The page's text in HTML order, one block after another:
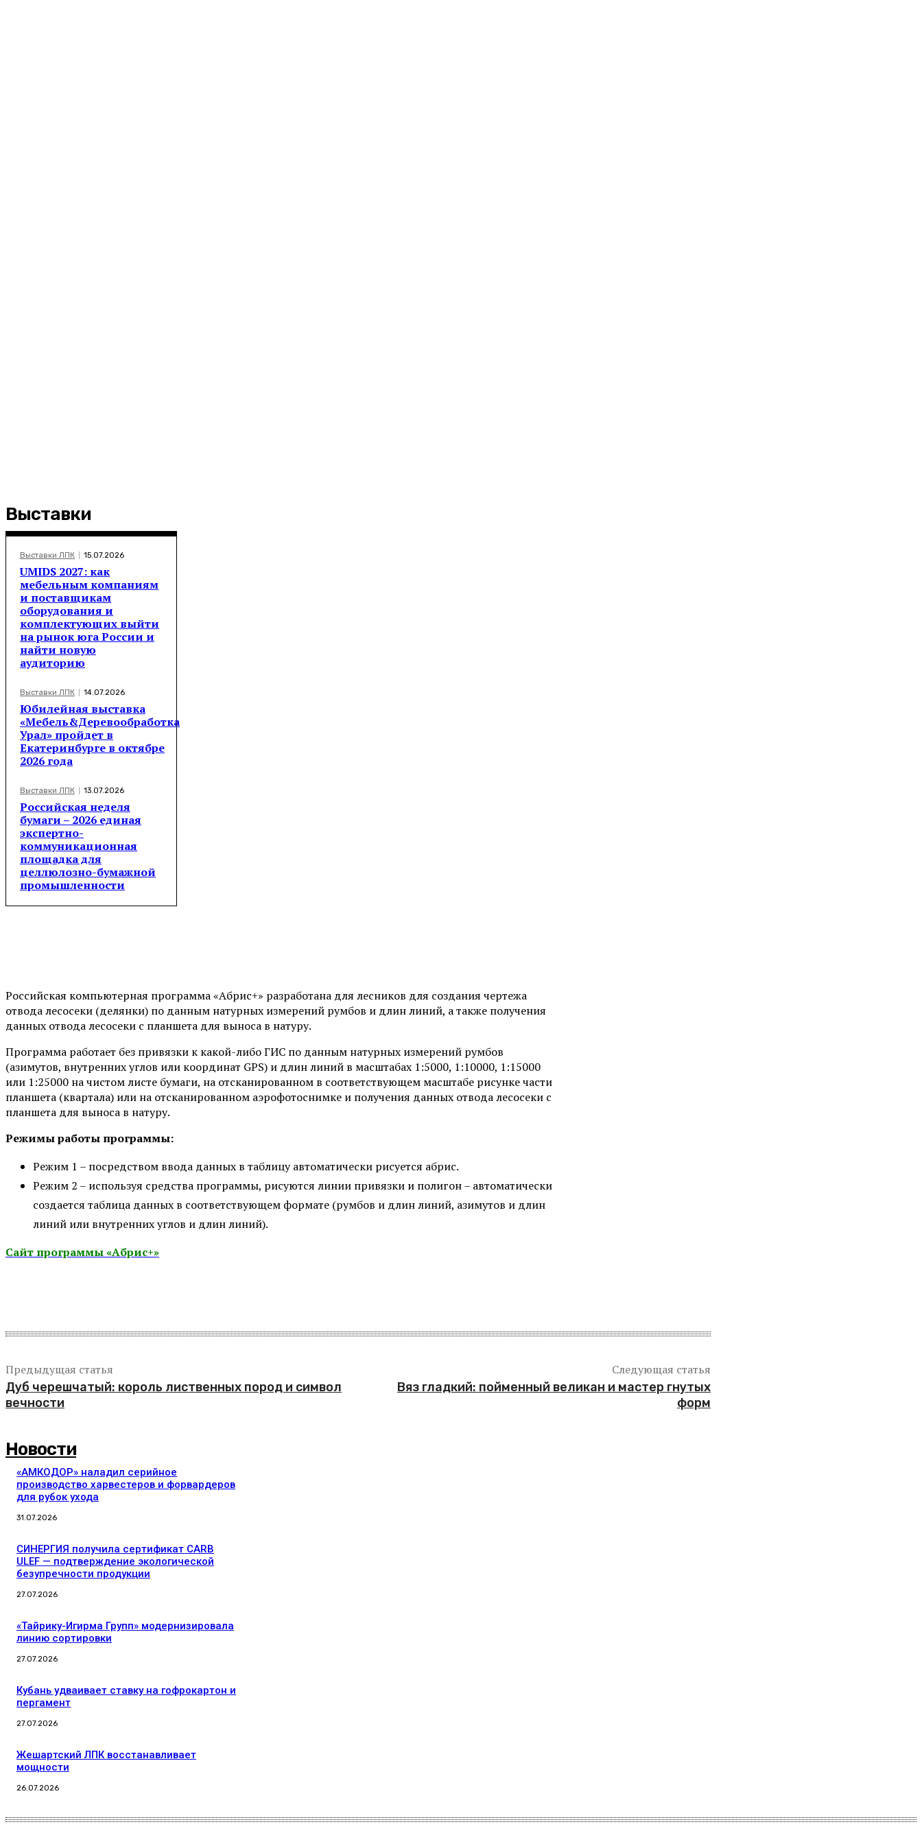
Выставки
Выставки ЛПК 15.07.2026
UMIDS 2027: как
мебельным компаниям
и поставщикам
оборудования и
комплектующих выйти
на рынок юга России и
найти новую
аудиторию
Выставки ЛПК 14.07.2026
Юбилейная выставка
«Мебель&Деревообработка
Урал» пройдет в
Екатеринбурге в октябре
2026 года
Выставки ЛПК 13.07.2026
Российская неделя
бумаги – 2026 единая
экспертно-
коммуникационная
площадка для
целлюлозно-бумажной
промышленности
Российская компьютерная программа «Абрис+» разработана для лесников для создания чертежа
отвода лесосеки (делянки) по данным натурных измерений румбов и длин линий, а также получения
данных отвода лесосеки с планшета для выноса в натуру.
Программа работает без привязки к какой-либо ГИС по данным натурных измерений румбов
(азимутов, внутренних углов или координат GPS) и длин линий в масштабах 1:5000, 1:10000, 1:15000
или 1:25000 на чистом листе бумаги, на отсканированном в соответствующем масштабе рисунке части
планшета (квартала) или на отсканированном аэрофотоснимке и получения данных отвода лесосеки с
планшета для выноса в натуру.
Режимы работы программы:
Режим 1 – посредством ввода данных в таблицу автоматически рисуется абрис.
Режим 2 – используя средства программы, рисуются линии привязки и полигон – автоматически
создается таблица данных в соответствующем формате (румбов и длин линий, азимутов и длин
линий или внутренних углов и длин линий).
Сайт программы «Абрис+»
Предыдущая статья
Дуб черешчатый: король лиственных пород и символ
вечности
Следующая статья
Вяз гладкий: пойменный великан и мастер гнутых
форм
Новости
«АМКОДОР» наладил серийное
производство харвестеров и форвардеров
для рубок ухода
31.07.2026
СИНЕРГИЯ получила сертификат CARB
ULEF — подтверждение экологической
безупречности продукции
27.07.2026
«Тайрику-Игирма Групп» модернизировала
линию сортировки
27.07.2026
Кубань удваивает ставку на гофрокартон и
пергамент
27.07.2026
Жешартский ЛПК восстанавливает
мощности
26.07.2026